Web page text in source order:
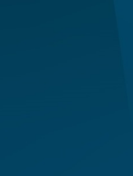
Trommeln
als Normalo